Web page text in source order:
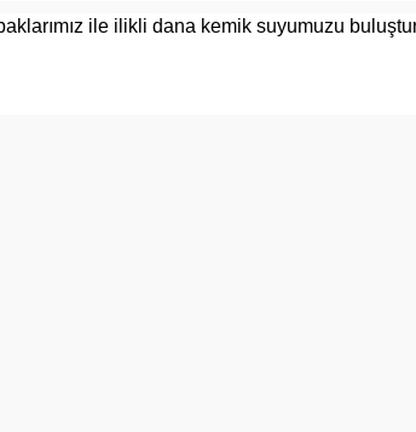
ile ilikli dana kemik suyumuzu